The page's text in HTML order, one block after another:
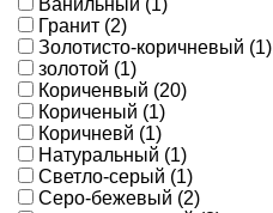
Ванильный (1)
Гранит (2)
Золотисто-коричневый (1)
золотой (1)
Кориченвый (20)
Кориченый (1)
Коричневй (1)
Натуральный (1)
Светло-серый (1)
Серо-бежевый (2)